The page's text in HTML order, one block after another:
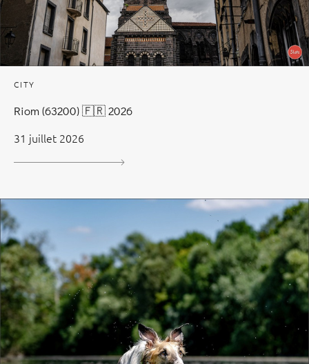
CITY
Riom (63200) 🇫🇷 2026
31 juillet 2026